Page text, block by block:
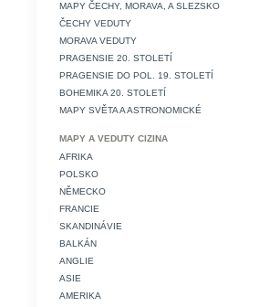
MAPY ČECHY, MORAVA, A SLEZSKO
ČECHY VEDUTY
MORAVA VEDUTY
PRAGENSIE 20. STOLETÍ
PRAGENSIE DO POL. 19. STOLETÍ
BOHEMIKA 20. STOLETÍ
MAPY SVĚTA A ASTRONOMICKÉ
MAPY A VEDUTY CIZINA
AFRIKA
POLSKO
NĚMECKO
FRANCIE
SKANDINÁVIE
BALKÁN
ANGLIE
ASIE
AMERIKA